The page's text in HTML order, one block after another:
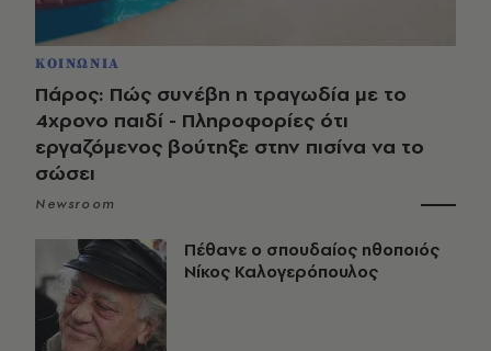
ΚΟΙΝΩΝΙΑ
Πάρος: Πώς συνέβη η τραγωδία με το
4χρονο παιδί - Πληροφορίες ότι
εργαζόμενος βούτηξε στην πισίνα να το
σώσει
Newsroom
Πέθανε ο σπουδαίος ηθοποιός
Νίκος Καλογερόπουλος